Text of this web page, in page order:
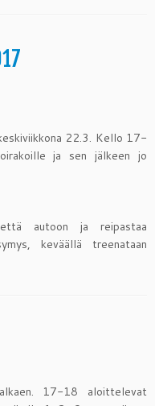
22.3. Kello 17-
ja sen jälkeen jo
autoon ja reipastaa
keväällä treenataan
17-18 aloittelevat